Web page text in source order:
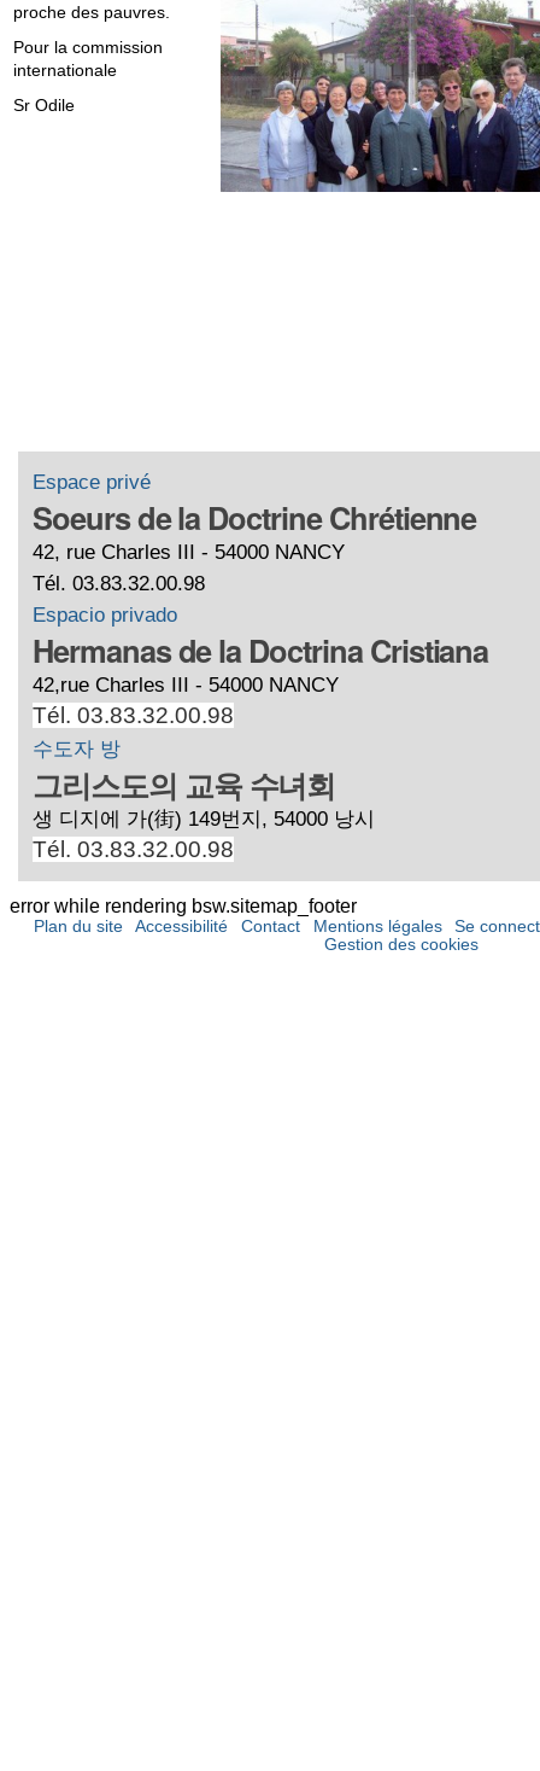
proche des pauvres.
Pour la commission
internationale
Sr Odile
Espace privé
Soeurs de la Doctrine Chrétienne
42, rue Charles III - 54000 NANCY
Tél. 03.83.32.00.98
Espacio privado
Hermanas de la Doctrina Cristiana
42,rue Charles III - 54000 NANCY
Tél. 03.83.32.00.98
수도자 방
그리스도의 교육 수녀회
생 디지에 가(街) 149번지, 54000 낭시
Tél. 03.83.32.00.98
error while rendering bsw.sitemap_footer
Plan du site Accessibilité Contact Mentions légales
Se
Gestion des cookies